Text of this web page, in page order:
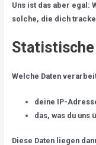
Uns ist das aber egal:
solche, die dich
Statistische
Welche Daten
deine IP-
das, was du uns
Diese Daten liegen